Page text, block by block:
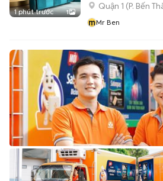
1 phút trước 1
Quận 1 (P. Bến
mMr Ben